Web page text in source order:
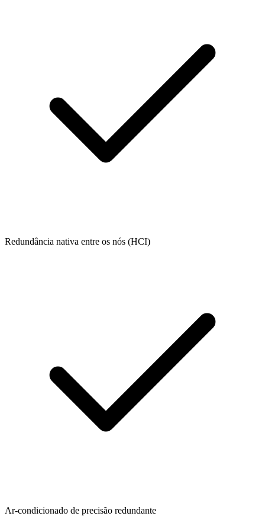
Redundância nativa entre os nós (HCI)
Ar-condicionado de precisão redundante